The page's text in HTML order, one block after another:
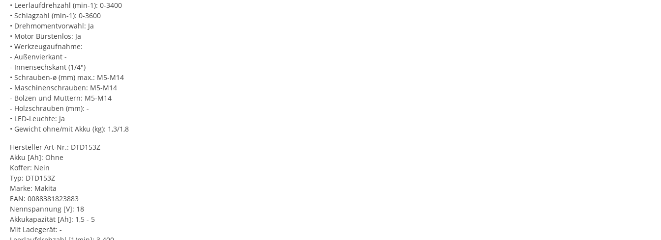
• Leerlaufdrehzahl (min-1): 0-3400
• Schlagzahl (min-1): 0-3600
• Drehmomentvorwahl: Ja
• Motor Bürstenlos: Ja
• Werkzeugaufnahme:
- Außenvierkant -
- Innensechskant (1/4")
• Schrauben-ø (mm) max.: M5-M14
- Maschinenschrauben: M5-M14
- Bolzen und Muttern: M5-M14
- Holzschrauben (mm): -
• LED-Leuchte: Ja
• Gewicht ohne/mit Akku (kg): 1,3/1,8
Hersteller Art-Nr.: DTD153Z
Akku [Ah]: Ohne
Koffer: Nein
Typ: DTD153Z
Marke: Makita
EAN: 0088381823883
Nennspannung [V]: 18
Akkukapazität [Ah]: 1,5 - 5
Mit Ladegerät: -